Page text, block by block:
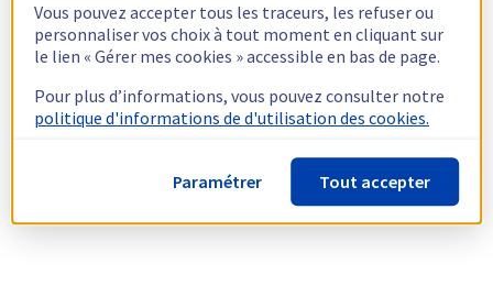
Vous pouvez accepter tous les traceurs, les refuser ou
personnaliser vos choix à tout moment en cliquant sur
le lien « Gérer mes cookies » accessible en bas de page.
Pour plus d’informations, vous pouvez consulter notre
politique d'informations de d'utilisation des cookies.
Paramétrer Tout accepter